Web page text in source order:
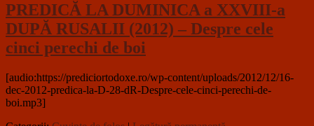
PREDICĂ LA DUMINICA a XXVIII-a
DUPĂ RUSALII (2012) – Despre cele
cinci perechi de boi
[audio:https://prediciortodoxe.ro/wp-content/uploads/2012/12/16-
dec-2012-predica-la-D-28-dR-Despre-cele-cinci-perechi-de-
boi.mp3]